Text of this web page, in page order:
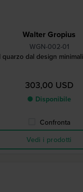
Walter Gropius
WGN-002-01
dal design
303,00 USD
● Disponibile
Confronta
Vedi i prodotti